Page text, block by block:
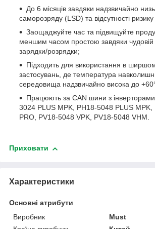
До 6 місяців завдяки надзвичайно
саморозряду (LSD) та відсутності ризику
Заощаджуйте час та підвищуйте
меншим часом простою завдяки чудовій
зарядки/розрядки;
Підходить для використання в
застосувань, де температура
середовища надзвичайно висока до
Працюють за CAN шини з
3024 PLUS MPK, PH18-5048 PLUS MPK,
PRO, PV18-5048 VPK, PV18-5048 VHM.
Приховати
Характеристики
Основні атрибути
Виробник
Must